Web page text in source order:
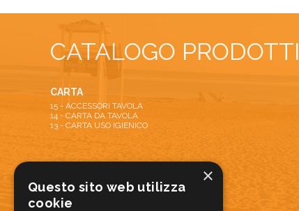
CATALOGO PRODOTTI
CARTA
15 - ACCESSORI TAVOLA
14 - CARTA DA TAVOLA
13 - CARTA USO IGIENICO
22 - ATTREZZATURE PULIZIA
20 - DISPENSER E DOSATORI
28 - TAPPETI ANTISPORCO E ANTISCIVOLO
×
Questo sito web utilizza
cookie